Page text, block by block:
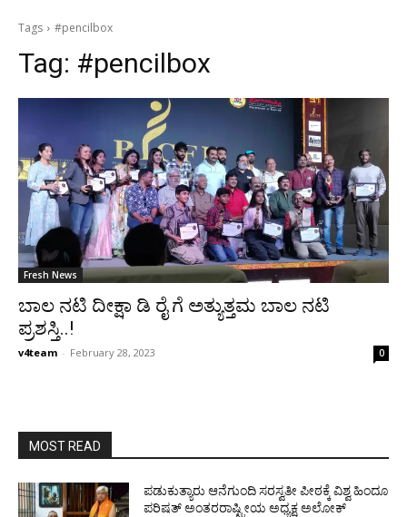
Tags #pencilbox
Tag: #pencilbox
Fresh News
ಬಾಲ ನಟಿ ದೀಕ್ಷಾ ಡಿ ರೈ ಗೆ ಅತ್ಯುತ್ತಮ ಬಾಲ ನಟಿ
ಪ್ರಶಸ್ತಿ..!
v4team - February 28, 2023 0
MOST READ
ಪಡುಕುತ್ಯಾರು ಆನೆಗುಂದಿ ಸರಸ್ವತೀ ಪೀಠಕ್ಕೆ ವಿಶ್ವ ಹಿಂದೂ
ಪರಿಷತ್ ಅಂತರರಾಷ್ಟ್ರೀಯ ಅಧ್ಯಕ್ಷ ಅಲೋಕ್